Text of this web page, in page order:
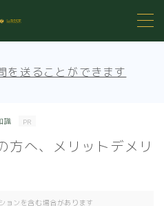
を送ることができます
識 PR
方へ、メリットデメリ
ョンを含む場合があります